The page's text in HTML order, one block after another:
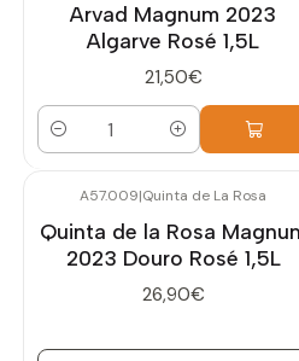
Arvad Magnum 2023
Algarve Rosé 1,5L
21,50€
Quantidade
A57.009|Quinta de La Rosa
Quinta de la Rosa
2023 Douro Rosé 1,5L
26,90€